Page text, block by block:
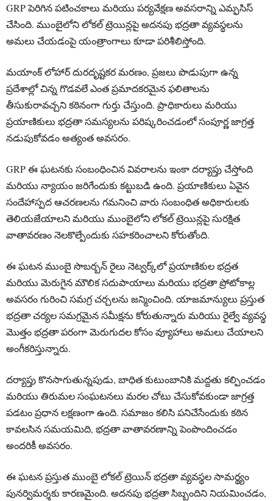
GRP పెరిగిన పటించకాలు మరియు పర్యవేక్షణ అవసరాన్ని ఎమ్ఫసిస్
చేసింది. ముంబైలోని లోకల్ ట్రెయిన్లపై అదనపు భద్రతా వ్యవస్థలను
అమలు చేయడంపై యంత్రాంగాలు కూడా పరిశీలిస్తోంది.
మయాంక్ లోహార్ దురదృష్టకర మరణం, ప్రజలు పొడుపుగా ఉన్న
ప్రదేశాల్లో చిన్న గొడవలే ఎంత ప్రమాదకరమైన ఫలితాలను
తీసుకురావచ్చని కఠినంగా గుర్తు చేస్తుంది. ప్రాధికారులు మరియు
ప్రయాణికులు భద్రతా సమస్యలను పరిష్కరించడంలో సంపూర్ణ జాగ్రత్త
నడుపుకోవడం అత్యంత అవసరం.
GRP ఈ ఘటనకు సంబంధించిన వివరాలను ఇంకా దర్యాప్తు చేస్తోంది
మరియు న్యాయం జరిగేందుకు కట్టుబడి ఉంది. ప్రయాణికులు ఏవైన
సందేహాస్పద ఆచరణలను గమనించి వారు సంబంధిత అధికారులకు
తెలియజేయాలని మరియు ముంబైలోని లోకల్ ట్రెయిన్లపై సురక్షిత
వాతావరణం నెలకొల్పేందుకు సహకరించాలని కోరుతోంది.
ఈ ఘటన ముంబై సొబర్బన్ రైలు నెట్వర్క్‌లో ప్రయాణికుల భద్రత
మరియు మెరుగైన మౌలిక సదుపాయాలు మరియు భద్రతా ప్రోటోకాల్ల
అవసరం గురించి సమగ్ర చర్చలను జన్మించింది. యాజమాన్యులు ప్రస్తుత
భద్రతా చర్యల సమగ్రమైన సమీక్షను కోరుతున్నారు మరియు రైల్వే వ్యవస్థ
మొత్తం భద్రతా పరంగా మెరుగుదల కోసం వ్యూహాలు అమలు చేయాలని
అంగీకరిస్తున్నారు.
దర్యాప్తు కొనసాగుతున్నపుడు, బాధిత కుటుంబానికి మద్దతు కల్పించడం
మరియు తిరుమల సంఘటనలు మరల చోటు చేసుకోవకుండా జాగ్రత్త
పడటం ప్రధాన లక్షణంగా ఉంది. సమాజం కలిసి పనిచేసేందుకు కఠిన
కావలసిన సమయమిది, భద్రతా వాతావరణాన్ని పెంపొందించడం
అందరికీ అవసరం.
ఈ ఘటన ప్రస్తుత ముంబై లోకల్ ట్రెయిన్ భద్రతా వ్యవస్థల సామర్థ్యం
పునర్విమర్శకు కారణమైంది. అదనపు భద్రతా సిబ్బందిని నియమించడం,